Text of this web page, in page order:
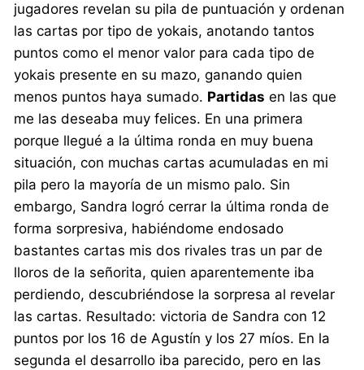
jugadores revelan su pila de puntuación y ordenan
las cartas por tipo de yokais, anotando tantos
puntos como el menor valor para cada tipo de
yokais presente en su mazo, ganando quien
menos puntos haya sumado. Partidas en las que
me las deseaba muy felices. En una primera
porque llegué a la última ronda en muy buena
situación, con muchas cartas acumuladas en mi
pila pero la mayoría de un mismo palo. Sin
embargo, Sandra logró cerrar la última ronda de
forma sorpresiva, habiéndome endosado
bastantes cartas mis dos rivales tras un par de
lloros de la señorita, quien aparentemente iba
perdiendo, descubriéndose la sorpresa al revelar
las cartas. Resultado: victoria de Sandra con 12
puntos por los 16 de Agustín y los 27 míos. En la
segunda el desarrollo iba parecido, pero en las